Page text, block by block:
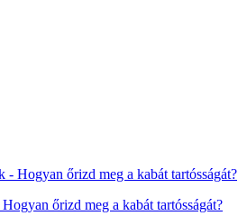
őrizd meg a kabát tartósságát?